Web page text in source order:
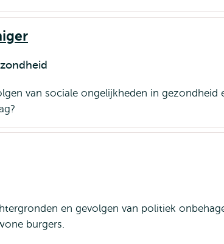
van sociale ongelijkheden in gezondheid
en gevolgen van politiek
burgers.